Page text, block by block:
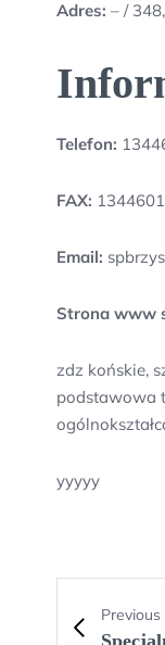
Adres: – /
Telefon:
FAX:
Email:
Strona www
zdz końskie,
podstawowa
yyyyy